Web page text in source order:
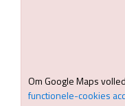
Om Google Maps
functionele-cookies